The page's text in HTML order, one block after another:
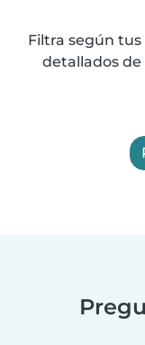
Filtra según tus
detallados de